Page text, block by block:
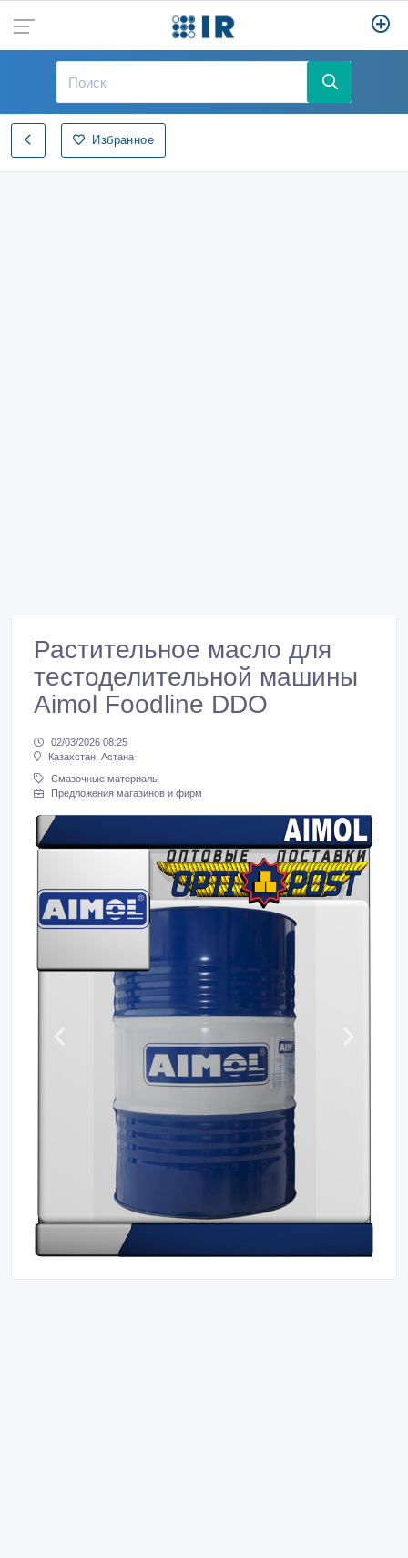
Избранное
Растительное масло для
тестоделительной машины
Aimol Foodline DDO
02/03/2026 08:25
Казахстан, Астана
Смазочные материалы
Предложения магазинов и фирм